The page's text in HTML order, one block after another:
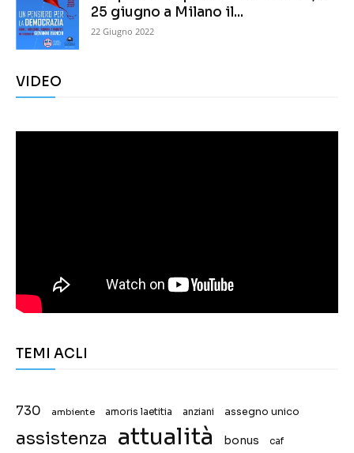
25 giugno a Milano il...
22 Giugno 2022
VIDEO
TEMI ACLI
730 ambiente amoris laetitia anziani assegno unico
assistenza attualità bonus caf